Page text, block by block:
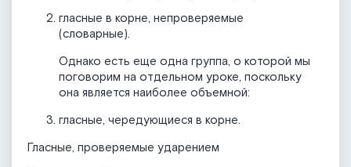
гласные в корне, непроверяемые
(словарные).
Однако есть еще одна группа, о которой мы
поговорим на отдельном уроке, поскольку
она является наиболее объемной:
гласные, чередующиеся в корне.
Гласные, проверяемые ударением